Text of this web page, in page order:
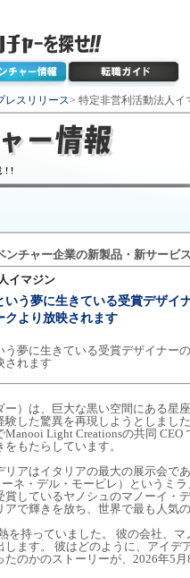
レスリリース> 特定非営利活動法人イ
ンチャー企業の新製品・新サービ
イマジン
う夢に生きている受賞デザイ
クより放映されます
夢に生きている受賞デザイナー
されます
ー）は、巨大な黒い空間にある星
した驚異を再現しようとしまし
Light Creationsの共同
もたらしています。
アはイタリアの最大の展示会で
ネ・デル・モービレ）というミ
しているヤノシュのマノーイ・
で輝きを放ち、世界で最も人気
を持っていました。 彼の会社、マ
します。 彼はどのように、アイ
のかのストーリーが、2026年5月